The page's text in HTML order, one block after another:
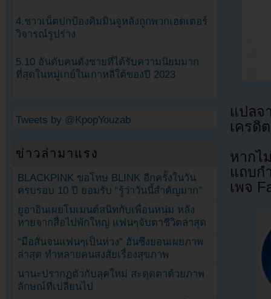
แปล
เครดิ
หากไ
แถบก
เพจ
4.ชาวเน็ตปกป้องคิมมินจูหลังถูกพวกเฮดเตอร์
วิจารณ์รูปร่าง
5.10 อันดับคนดังชายที่ได้รับความนิยมมาก
ที่สุดในหมู่เกย์ในเกาหลีใต้ของปี 2023
Tweets by @KpopYouzab
ข่าวล่ามาแรง
BLACKPINK ขอโทษ BLINK อีกครั้งในวัน
ครบรอบ 10 ปี ยอมรับ “รู้ว่าวันนี้สำคัญมาก”
ยูอาอินเผยโมเมนต์สนิทกับเพื่อนหนุ่ม หลัง
หายจากสื่อไปพักใหญ่ แฟนๆจับตาชีวิตล่าสุด
“มือสั่นจนแฟนๆเป็นห่วง” ฮันซึงยอนเผยภาพ
ล่าสุด ทำหลายคนสงสัยเรื่องสุขภาพ
นานะปรากฏตัวกับลุคใหม่ สะดุดตาด้วยภาพ
ลักษณ์ที่เปลี่ยนไป